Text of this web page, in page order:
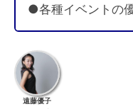
●各種イベントの
遠藤優子